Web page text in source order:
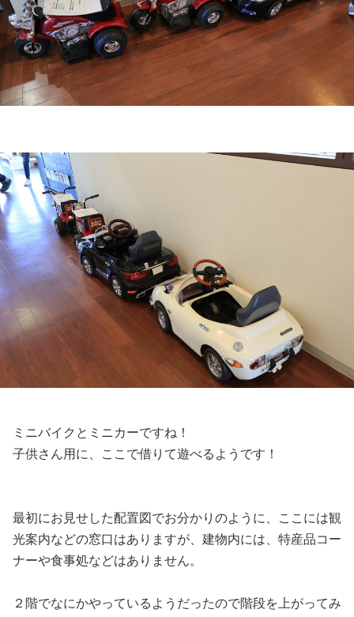
ミニバイクとミニカーですね！
子供さん用に、ここで借りて遊べるようです！
最初にお見せした配置図でお分かりのように、ここには観
光案内などの窓口はありますが、建物内には、特産品コー
ナーや食事処などはありません。
２階でなにかやっているようだったので階段を上がってみ